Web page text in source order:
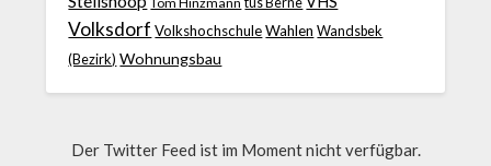
Volksdorf Volkshochschule Wahlen Wandsbek
(Bezirk) Wohnungsbau
Der Twitter Feed ist im Moment nicht verfügbar.